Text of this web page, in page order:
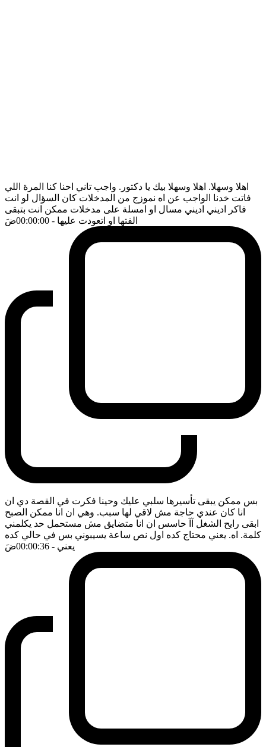
اهلا وسهلا. اهلا وسهلا بيك يا دكتور. واجب تاني احنا كنا المرة اللي
فاتت خدنا الواجب عن اه نموزج من المدخلات كان السؤال لو انت
فاكر اديني اديني مسال او امسلة على مدخلات ممكن انت بتبقى
الفتها او اتعودت عليها - 00:00:00 ضَ
بس ممكن يبقى تأسيرها سلبي عليك وحينا فكرت في القصة دي ان
انا كان عندي حاجة مش لاقي لها سبب. وهي ان انا ممكن الصبح
ابقى رايح الشغل آآ حاسس ان انا متضايق مش مستحمل حد يكلمني
كلمة. اه. يعني محتاج كده اول نص ساعة يسيبوني بس في حالي كده
يعني - 00:00:36 ضَ